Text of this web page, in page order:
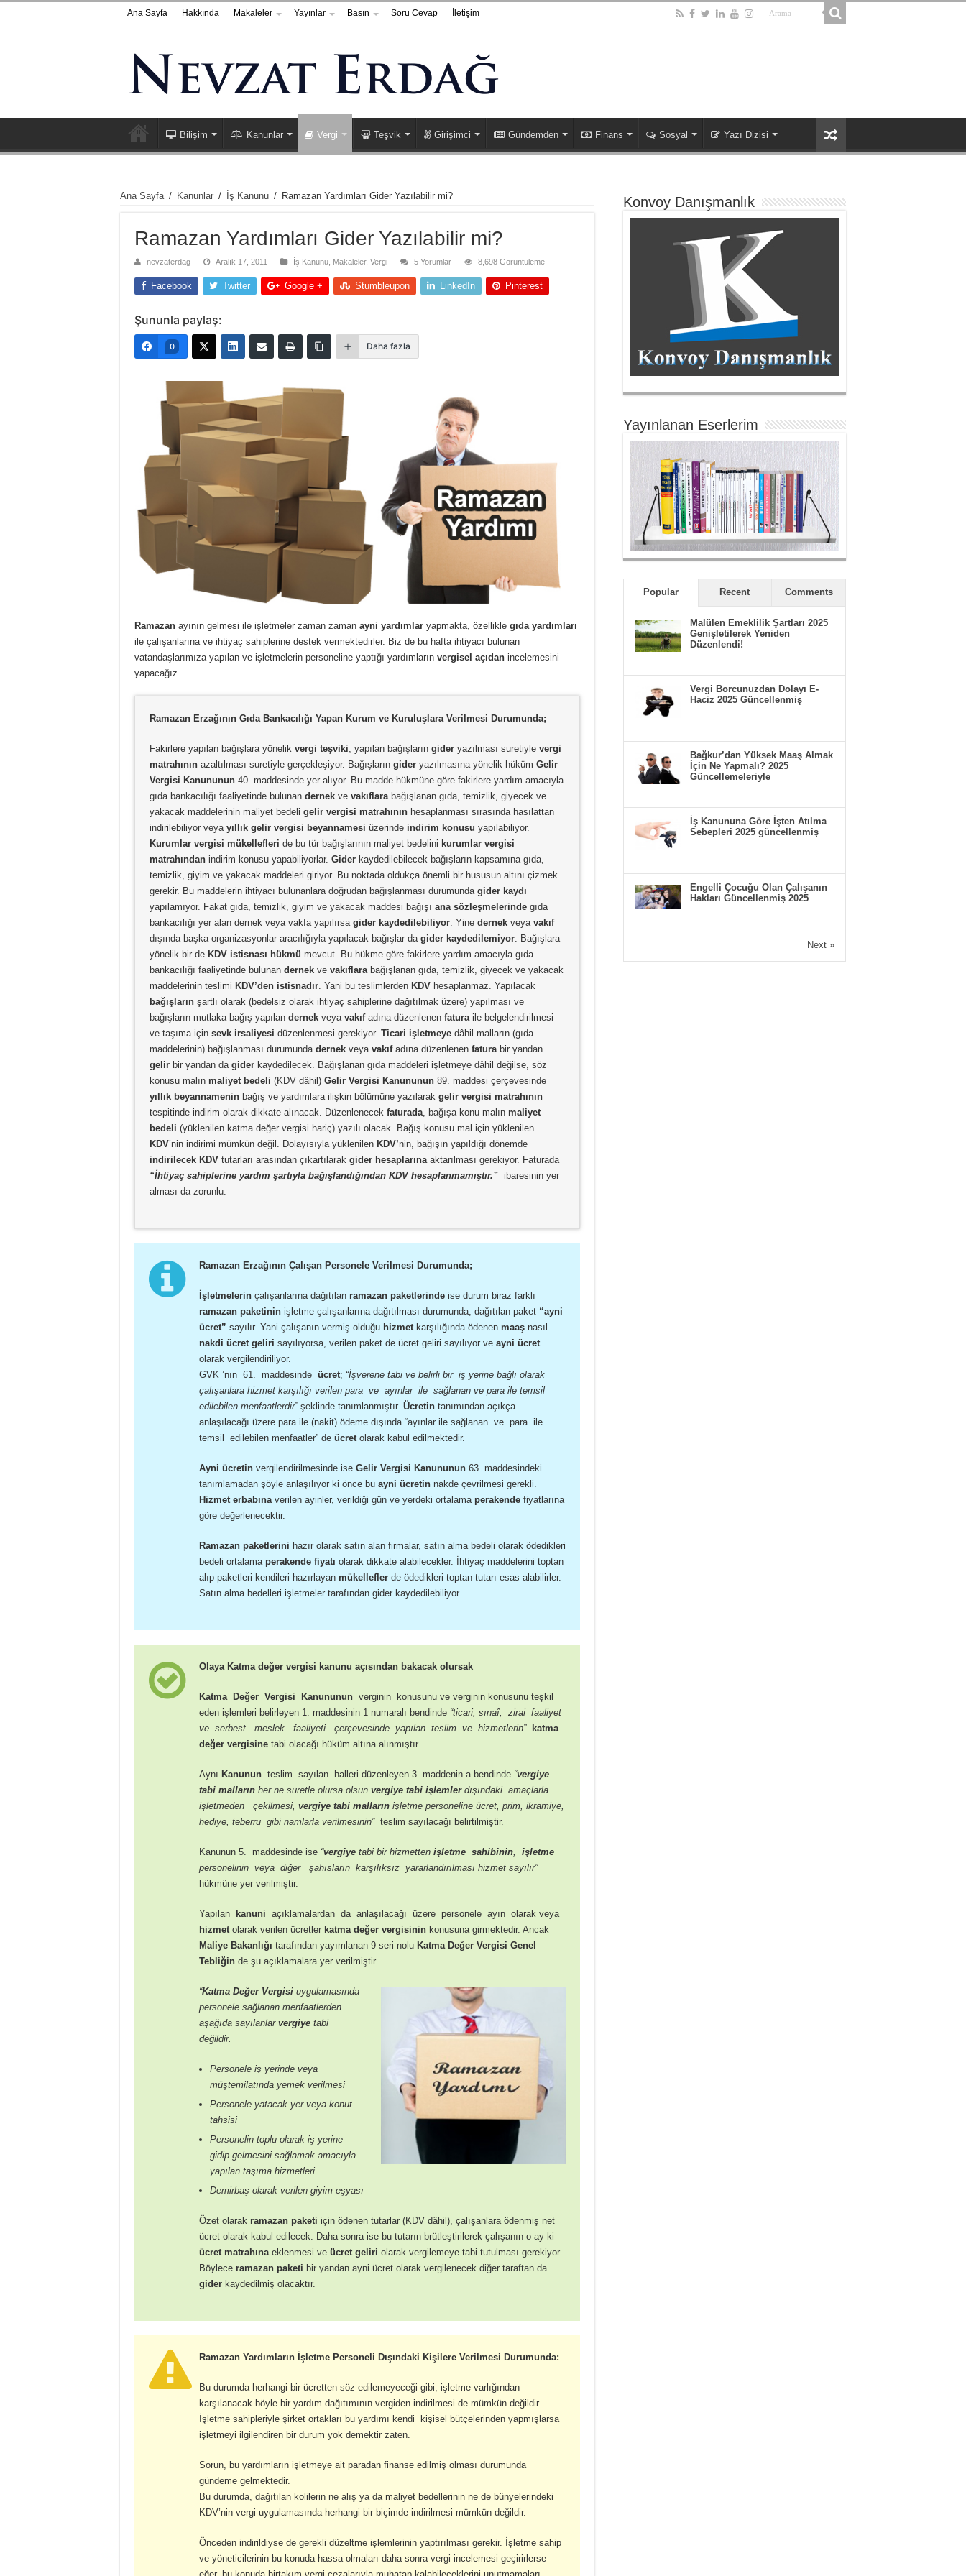
Ana Sayfa Hakkında Makaleler Yayınlar Basın Soru Cevap İletişim
Bilişim Kanunlar Vergi Teşvik Girişimci Gündemden Finans Sosyal Yazı Dizisi
Ana Sayfa / Kanunlar / İş Kanunu / Ramazan Yardımları Gider Yazılabilir mi?
Ramazan Yardımları Gider Yazılabilir mi?
nevzaterdag Aralık 17, 2011 İş Kanunu Makaleler, Vergi 5 Yorumlar 8,698 Görüntüleme
Facebook Twitter Google + Stumbleupon LinkedIn Pinterest
Şununla paylaş:
0 Daha fazla
Ramazan ayının gelmesi ile işletmeler zaman zaman ayni yardımlar yapmakta, özellikle gıda yardımları
ile çalışanlarına ve ihtiyaç sahiplerine destek vermektedirler. Biz de bu hafta ihtiyacı bulunan
vatandaşlarımıza yapılan ve işletmelerin personeline yaptığı yardımların vergisel açıdan incelemesini
yapacağız.
Ramazan Erzağının Gıda Bankacılığı Yapan Kurum ve Kuruluşlara Verilmesi Durumunda;
Fakirlere yapılan bağışlara yönelik vergi teşviki, yapılan bağışların gider yazılması suretiyle vergi
matrahının azaltılması suretiyle gerçekleşiyor. Bağışların gider yazılmasına yönelik hüküm Gelir
Vergisi Kanununun 40. maddesinde yer alıyor. Bu madde hükmüne göre fakirlere yardım amacıyla
gıda bankacılığı faaliyetinde bulunan dernek ve vakıflarabağışlanan gıda, temizlik, giyecek ve
yakacak maddelerinin maliyet bedeli gelir vergisi matrahının hesaplanması sırasında hasılattan
indirilebiliyor veya yıllık gelir vergisi beyannamesi üzerinde indirim konusu yapılabiliyor.
Kurumlar vergisi mükellefleri de bu tür bağışlarının maliyet bedelini kurumlar vergisi
matrahından indirim konusu yapabiliyorlar. Gider kaydedilebilecek bağışların kapsamına gıda,
temizlik, giyim ve yakacak maddeleri giriyor. Bu noktada oldukça önemli bir hususun altını çizmek
gerekir. Bu maddelerin ihtiyacı bulunanlara doğrudan bağışlanması durumunda gider kaydı
yapılamıyor. Fakat gıda, temizlik, giyim ve yakacak maddesi bağışı ana sözleşmelerinde gıda
bankacılığı yer alan dernek veya vakfa yapılırsa gider kaydedilebiliyor. Yine dernek veya vakıf
dışında başka organizasyonlar aracılığıyla yapılacak bağışlar dagider kaydedilemiyor. Bağışlara
yönelik bir de KDV istisnası hükmü mevcut. Bu hükme göre fakirlere yardım amacıyla gıda
bankacılığı faaliyetinde bulunan dernek ve vakıflarabağışlanan gıda, temizlik, giyecek ve yakacak
maddelerinin teslimi KDV’den istisnadır. Yani bu teslimlerden KDV hesaplanmaz. Yapılacak
bağışların şartlı olarak (bedelsiz olarak ihtiyaç sahiplerine dağıtılmak üzere) yapılması ve
bağışların mutlaka bağış yapılan dernek veya vakıfadına düzenlenen faturaile belgelendirilmesi
ve taşıma için sevk irsaliyesi düzenlenmesi gerekiyor. Ticari işletmeye dâhil malların (gıda
maddelerinin) bağışlanması durumundadernek veya vakıfadına düzenlenen faturabir yandan
gelir bir yandan da gider kaydedilecek. Bağışlanan gıda maddeleri işletmeye dâhil değilse, söz
konusu malın maliyet bedeli (KDV dâhil) Gelir Vergisi Kanununun 89. maddesi çerçevesinde
yıllık beyannamenin bağış ve yardımlara ilişkin bölümüne yazılarak gelir vergisi matrahının
tespitinde indirim olarak dikkate alınacak. Düzenlenecek faturada, bağışa konu malın maliyet
bedeli (yüklenilen katma değer vergisi hariç) yazılı olacak. Bağış konusu mal için yüklenilen
KDV’nin indirimi mümkün değil. Dolayısıyla yüklenilen KDV’nin, bağışın yapıldığı dönemde
indirilecek KDV tutarları arasından çıkartılarak gider hesaplarınaaktarılması gerekiyor. Faturada
“İhtiyaç sahiplerine yardım şartıyla bağışlandığından KDV hesaplanmamıştır.” ibaresinin yer
alması da zorunlu.
Ramazan Erzağının Çalışan Personele Verilmesi Durumunda;
İşletmelerin çalışanlarına dağıtılan ramazan paketlerinde ise durum biraz farklı
ramazan paketinin işletme çalışanlarına dağıtılması durumunda, dağıtılan paket “ayni
ücret” sayılır. Yani çalışanın vermiş olduğu hizmetkarşılığında ödenen maaş nasıl
nakdi ücret geliri sayılıyorsa, verilen paket de ücret geliri sayılıyor ve ayni ücret
olarak vergilendiriliyor.
GVK ’nın 61. maddesinde ücret; “İşverene tabi ve belirli bir iş yerine bağlı olarak
çalışanlara hizmet karşılığı verilen para ve ayınlar ile sağlanan ve para ile temsil
edilebilen menfaatlerdir”şeklinde tanımlanmıştır. Ücretin tanımından açıkça
anlaşılacağı üzere para ile (nakit) ödeme dışında “ayınlar ile sağlanan ve para ile
temsil edilebilen menfaatler” de ücretolarak kabul edilmektedir.
Ayni ücretin vergilendirilmesinde ise Gelir Vergisi Kanununun 63. maddesindeki
tanımlamadan şöyle anlaşılıyor ki önce bu ayni ücretin nakde çevrilmesi gerekli.
Hizmet erbabınaverilen ayinler, verildiği gün ve yerdeki ortalama perakende fiyatlarına
göre değerlenecektir.
Ramazan paketlerini hazır olarak satın alan firmalar, satın alma bedeli olarak ödedikleri
bedeli ortalama perakende fiyatı olarak dikkate alabilecekler. İhtiyaç maddelerini toptan
alıp paketleri kendileri hazırlayan mükellefler de ödedikleri toptan tutarı esas alabilirler.
Satın alma bedelleri işletmeler tarafından gider kaydedilebiliyor.
Olaya Katma değer vergisi kanunu açısından bakacak olursak
Katma Değer Vergisi Kanununun verginin konusunu ve verginin konusunu teşkil
eden işlemleri belirleyen 1. maddesinin 1 numaralı bendinde “ticari, sınaî, zirai faaliyet
ve serbest meslek faaliyeti çerçevesinde yapılan teslim ve hizmetlerin”
katma
değer vergisine tabi olacağı hüküm altına alınmıştır.
Aynı Kanunun teslim sayılan halleri düzenleyen 3. maddenin a bendinde “vergiye
tabi malların her ne suretle olursa olsun vergiye tabi işlemlerdışındaki amaçlarla
işletmeden çekilmesi, vergiye tabi malların işletme personeline ücret, prim, ikramiye,
hediye, teberru gibi namlarla verilmesinin”teslim sayılacağı belirtilmiştir.
Kanunun 5. maddesinde ise “vergiye tabi bir hizmetten işletme sahibinin, işletme
personelinin veya diğer şahısların karşılıksız yararlandırılması hizmet sayılır”
hükmüne yer verilmiştir.
Yapılan kanuni açıklamalardan da anlaşılacağı üzere personele ayın olarak veya
hizmetolarak verilen ücretler katma değer vergisinin konusuna girmektedir. Ancak
Maliye Bakanlığı tarafından yayımlanan 9 seri nolu Katma Değer Vergisi Genel
Tebliğin de şu açıklamalara yer verilmiştir.
“Katma Değer Vergisi uygulamasında
personele sağlanan menfaatlerden
aşağıda sayılanlar vergiye tabi
değildir.
Personele iş yerinde veya
müştemilatında yemek verilmesi
Personele yatacak yer veya konut
tahsisi
Personelin toplu olarak iş yerine
gidip gelmesini sağlamak amacıyla
yapılan taşıma hizmetleri
Demirbaş olarak verilen giyim eşyası
Özet olarak ramazan paketi için ödenen tutarlar (KDV dâhil), çalışanlara ödenmiş net
ücret olarak kabul edilecek. Daha sonra ise bu tutarın brütleştirilerek çalışanın o ay ki
ücret matrahınaeklenmesi ve ücret geliri olarak vergilemeye tabi tutulması gerekiyor.
Böylece ramazan paketi bir yandan ayni ücret olarak vergilenecek diğer taraftan da
gider kaydedilmiş olacaktır.
Ramazan Yardımların İşletme Personeli Dışındaki Kişilere Verilmesi Durumunda:
Bu durumda herhangi bir ücretten söz edilemeyeceği gibi, işletme varlığından
karşılanacak böyle bir yardım dağıtımının vergiden indirilmesi de mümkün değildir.
İşletme sahipleriyle şirket ortakları bu yardımı kendi kişisel bütçelerinden yapmışlarsa
işletmeyi ilgilendiren bir durum yok demektir zaten.
Sorun, bu yardımların işletmeye ait paradan finanse edilmiş olması durumunda
gündeme gelmektedir.
Bu durumda, dağıtılan kolilerin ne alış ya da maliyet bedellerinin ne de bünyelerindeki
KDV’nin vergi uygulamasında herhangi bir biçimde indirilmesi mümkün değildir.
Önceden indirildiyse de gerekli düzeltme işlemlerinin yaptırılması gerekir. İşletme sahip
ve yöneticilerinin bu konuda hassa olmaları daha sonra vergi incelemesi geçirirlerse
Konvoy Danışmanlık
Yayınlanan Eserlerim
Popular Recent Comments
Malülen Emeklilik Şartları 2025
Genişletilerek Yeniden
Düzenlendi!
Vergi Borcunuzdan Dolayı E-
Haciz 2025 Güncellenmiş
Bağkur’dan Yüksek Maaş Almak
İçin Ne Yapmalı? 2025
Güncellemeleriyle
İş Kanununa Göre İşten Atılma
Sebepleri 2025 güncellenmiş
Engelli Çocuğu Olan Çalışanın
Hakları Güncellenmiş 2025
Next »